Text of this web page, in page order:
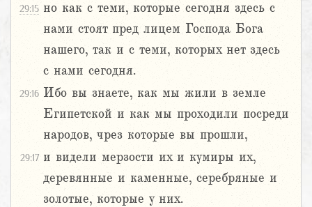
29:15 но как с теми, которые сегодня здесь с
нами стоят пред лицем Господа Бога
нашего, так и с теми, которых нет здесь
с нами сегодня.
29:16 Ибо вы знаете, как мы жили в земле
Египетской и как мы проходили посреди
народов, чрез которые вы прошли,
29:17 и видели мерзости их и кумиры их,
деревянные и каменные, серебряные и
золотые, которые у них.